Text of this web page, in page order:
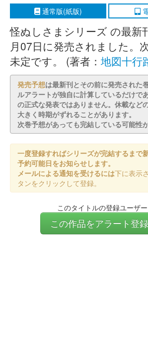
通常版(紙版)
怪ぬしさまシリーズ の最新
月07日に発売されました。
未定です。 (著者： 地図十行
発売予想は最新刊とその前に発売された
ルアラートが独自に計算しているだけで
の正式な発表ではありません。休載など
大きく時期がずれることがあります。
次巻予想があっても完結している可能性
一度登録すればシリーズが完結するまで
予約可能日をお知らせします。
メールによる通知を受けるには下に表示
タンをクリックして登録。
このタイトルの登録ユーザ
この作品をアラート登